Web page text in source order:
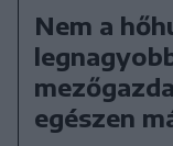
Nem a
egészen